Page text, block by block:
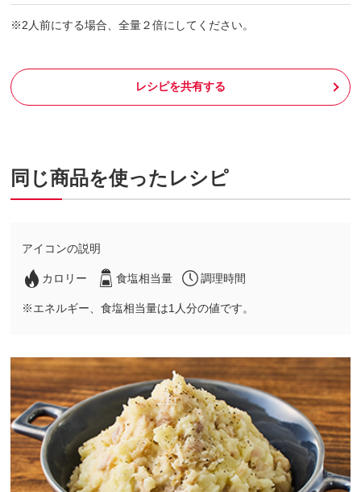
※2人前にする場合、全量２倍にしてください。
レシピを共有する
同じ商品を使ったレシピ
アイコンの説明
カロリー 食塩相当量 調理時間
※エネルギー、食塩相当量は1人分の値です。